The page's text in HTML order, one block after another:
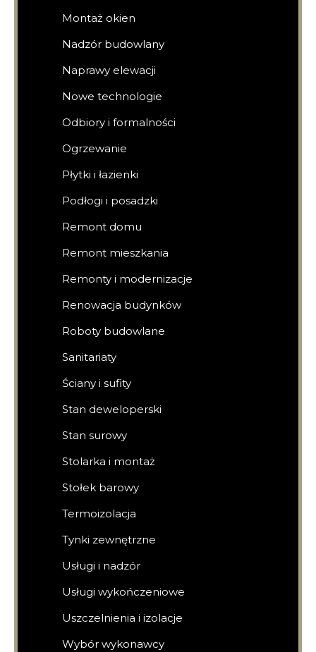
Montaż okien
Nadzór budowlany
Naprawy elewacji
Nowe technologie
Odbiory i formalności
Ogrzewanie
Płytki i łazienki
Podłogi i posadzki
Remont domu
Remont mieszkania
Remonty i modernizacje
Renowacja budynków
Roboty budowlane
Sanitariaty
Ściany i sufity
Stan deweloperski
Stan surowy
Stolarka i montaż
Stołek barowy
Termoizolacja
Tynki zewnętrzne
Usługi i nadzór
Usługi wykończeniowe
Uszczelnienia i izolacje
Wybór wykonawcy